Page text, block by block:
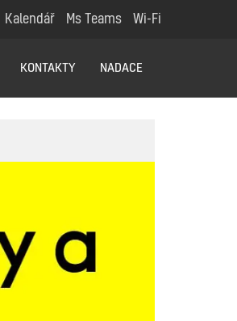
Kalendář Ms Teams Wi-Fi
KONTAKTY NADACE